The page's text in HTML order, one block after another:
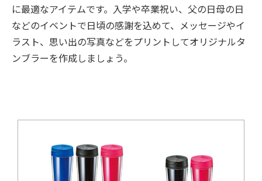
に最適なアイテムです。入学や卒業祝い、父の日母の日
などのイベントで日頃の感謝を込めて、メッセージやイ
ラスト、思い出の写真などをプリントしてオリジナルタ
ンブラーを作成しましょう。